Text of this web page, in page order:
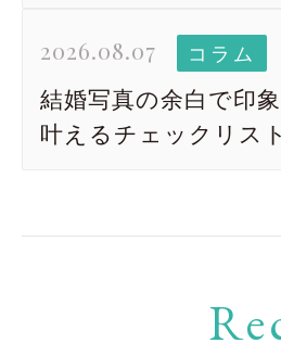
2026.08.07 コラム
結婚写真の余白で印
叶えるチェックリスト